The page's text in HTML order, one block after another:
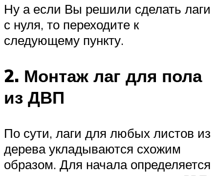
Ну а если Вы решили сделать лаги
с нуля, то переходите к
следующему пункту.
2. Монтаж лаг для пола
из ДВП
По сути, лаги для любых листов из
дерева укладываются схожим
образом. Для начала определяется